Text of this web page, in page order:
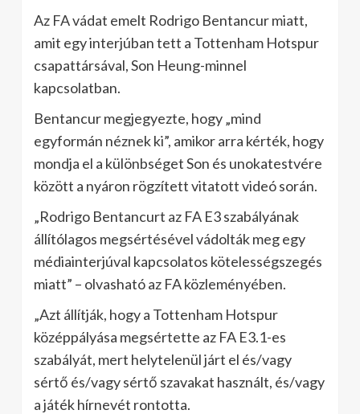
Az FA vádat emelt Rodrigo Bentancur miatt,
amit egy interjúban tett a Tottenham Hotspur
csapattársával, Son Heung-minnel
kapcsolatban.
Bentancur megjegyezte, hogy „mind
egyformán néznek ki”, amikor arra kérték, hogy
mondja el a különbséget Son és unokatestvére
között a nyáron rögzített vitatott videó során.
„Rodrigo Bentancurt az FA E3 szabályának
állítólagos megsértésével vádolták meg egy
médiainterjúval kapcsolatos kötelességszegés
miatt” – olvasható az FA közleményében.
„Azt állítják, hogy a Tottenham Hotspur
középpályása megsértette az FA E3.1-es
szabályát, mert helytelenül járt el és/vagy
sértő és/vagy sértő szavakat használt, és/vagy
a játék hírnevét rontotta.